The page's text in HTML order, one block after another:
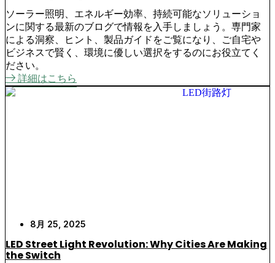
ソーラー照明、エネルギー効率、持続可能なソリューショ
ンに関する最新のブログで情報を入手しましょう。専門家
による洞察、ヒント、製品ガイドをご覧になり、ご自宅や
ビジネスで賢く、環境に優しい選択をするのにお役立てく
ださい。
詳細はこちら
8月 25, 2025
LED Street Light Revolution: Why Cities Are Making
the Switch